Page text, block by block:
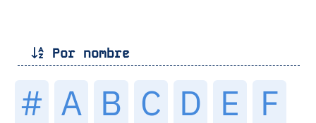
Por nombre
# A B C D E F